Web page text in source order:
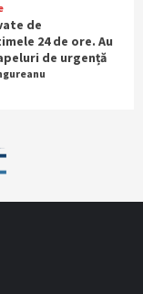
de
24 de ore. Au
de urgență